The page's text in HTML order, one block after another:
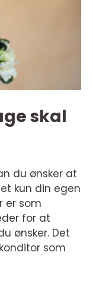
skal
du ønsker at
kun din egen
er som
for at
ønsker. Det
som